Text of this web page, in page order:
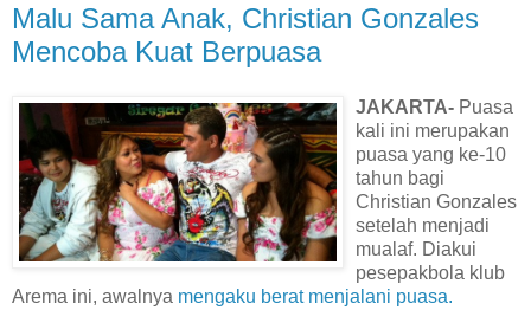
Malu Sama Anak, Christian Gonzales
Mencoba Kuat Berpuasa
JAKARTA- Puasa
kali ini merupakan
puasa yang ke-10
tahun bagi
Christian Gonzales
setelah menjadi
mualaf. Diakui
pesepakbola klub
Arema ini, awalnya mengaku berat menjalani puasa.